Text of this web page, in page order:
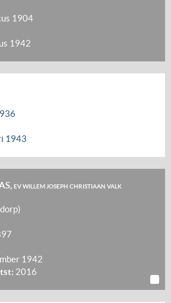
1904
1942
1943
EV WILLEM JOSEPH CHRISTIAAN VALK
1942
2016